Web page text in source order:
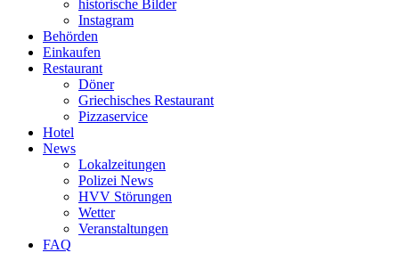
historische Bilder
Instagram
Behörden
Einkaufen
Restaurant
Döner
Griechisches Restaurant
Pizzaservice
Hotel
News
Lokalzeitungen
Polizei News
HVV Störungen
Wetter
Veranstaltungen
FAQ